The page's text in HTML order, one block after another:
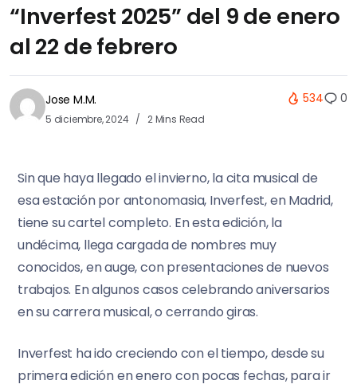
“Inverfest 2025” del 9 de enero
al 22 de febrero
Jose M.M.
5 diciembre, 2024 2 Mins Read
534 0
Sin que haya llegado el invierno, la cita musical de
esa estación por antonomasia, Inverfest, en Madrid,
tiene su cartel completo. En esta edición, la
undécima, llega cargada de nombres muy
conocidos, en auge, con presentaciones de nuevos
trabajos. En algunos casos celebrando aniversarios
en su carrera musical, o cerrando giras.
Inverfest ha ido creciendo con el tiempo, desde su
primera edición en enero con pocas fechas, para ir